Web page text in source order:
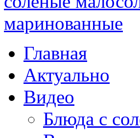
Главная
Актуально
Видео
Блюда с